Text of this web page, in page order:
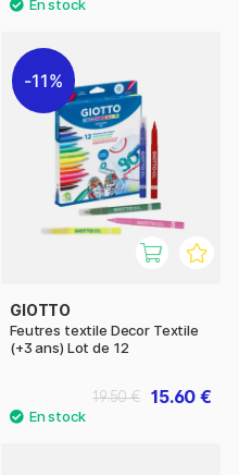
11%
GIOTTO
Feutres textile Decor Textile
(+3 ans) Lot de 12
15.60 €
19.50 €